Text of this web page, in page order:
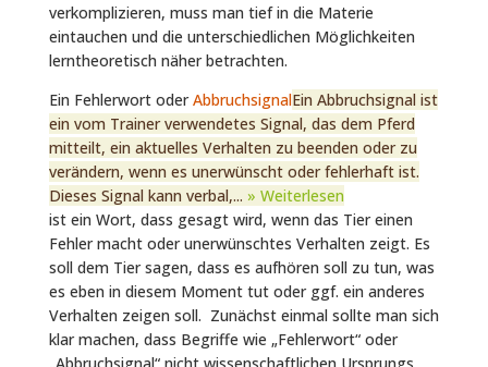
verkomplizieren, muss man tief in die Materie
eintauchen und die unterschiedlichen Möglichkeiten
lerntheoretisch näher betrachten.
Ein Fehlerwort oderAbbruchsignalEin Abbruchsignal ist
ein vom Trainer verwendetes Signal, das dem Pferd
mitteilt, ein aktuelles Verhalten zu beenden oder zu
verändern, wenn es unerwünscht oder fehlerhaft ist.
Dieses Signal kann verbal,... » Weiterlesen
ist ein Wort, dass gesagt wird, wenn das Tier einen
Fehler macht oder unerwünschtes Verhalten zeigt. Es
soll dem Tier sagen, dass es aufhören soll zu tun, was
es eben in diesem Moment tut oder ggf. ein anderes
Verhalten zeigen soll. Zunächst einmal sollte man sich
klar machen, dass Begriffe wie „Fehlerwort“ oder